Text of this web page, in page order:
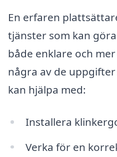
En erfaren
tjänster som kan
både enklare och
några av de
kan hjälpa med:
Installera
Verka för en